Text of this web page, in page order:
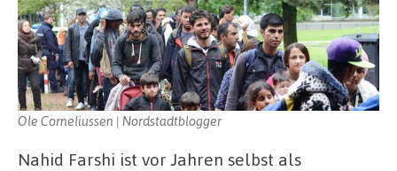
Ole Corneliussen | Nordstadtblogger
Nahid Farshi ist vor Jahren selbst als